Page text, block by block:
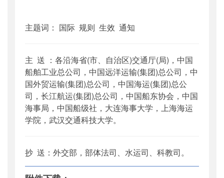
主题词： 国际 规则 生效 通知
主 送 ：各沿海省(市、自治区)交通厅(局)，中国
船舶工业总公司，中国远洋运输(集团)总公司，中
国外贸运输(集团)总公司，中国海运(集团)总公
司，长江航运(集团)总公司，中国船东协会，中国
海事局，中国船级社，大连海事大学，上海海运
学院，武汉交通科技大学。
抄 送：外交部，部体法司、水运司、科教司。